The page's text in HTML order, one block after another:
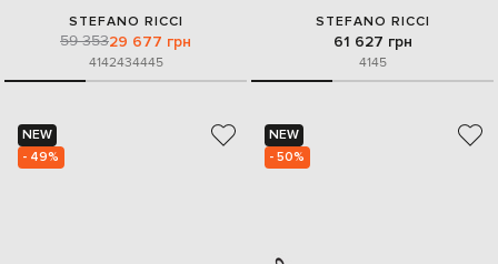
STEFANO RICCI
59 35329 677 грн
4142434445
STEFANO RICCI
61 627 грн
4145
NEW
- 49%
NEW
- 50%